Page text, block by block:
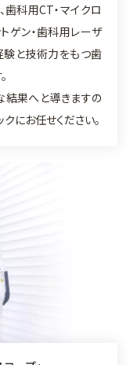
科用CT・マイクロ
ゲン・歯科用レーザ
験と技術力をもつ歯
結果へと導きますの
にお任せください。